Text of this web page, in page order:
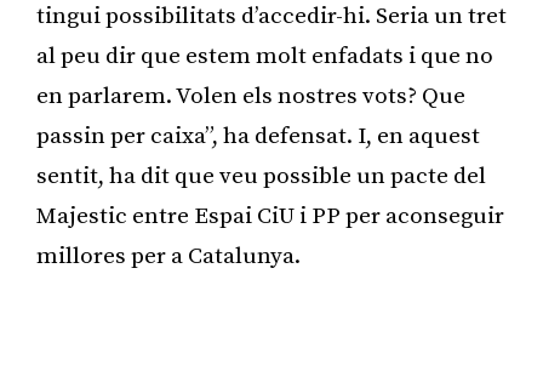
tingui possibilitats d’accedir-hi. Seria un tret
al peu dir que estem molt enfadats i que no
en parlarem. Volen els nostres vots? Que
passin per caixa”, ha defensat. I, en aquest
sentit, ha dit que veu possible un pacte del
Majestic entre Espai CiU i PP per aconseguir
millores per a Catalunya.